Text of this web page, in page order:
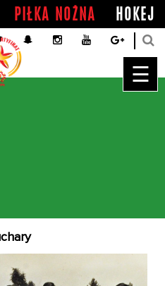
HOKEJ
PIŁKA NOŻNA
☰